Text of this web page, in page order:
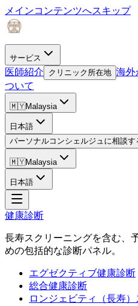
メインコンテンツへスキップ
サービス
医師紹介 クリニック所在地 海外
ついて
🇲🇾Malaysia
日本語
パーソナルコンシェルジュに相談す
🇲🇾Malaysia
日本語
健康診断
長寿スクリーニングを含む、
めの包括的な診断パネル。
エグゼクティブ健康診断
総合健康診断
ロンジェビティ（長寿